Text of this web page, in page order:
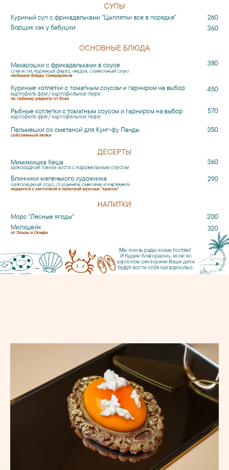
& МОРЯНА